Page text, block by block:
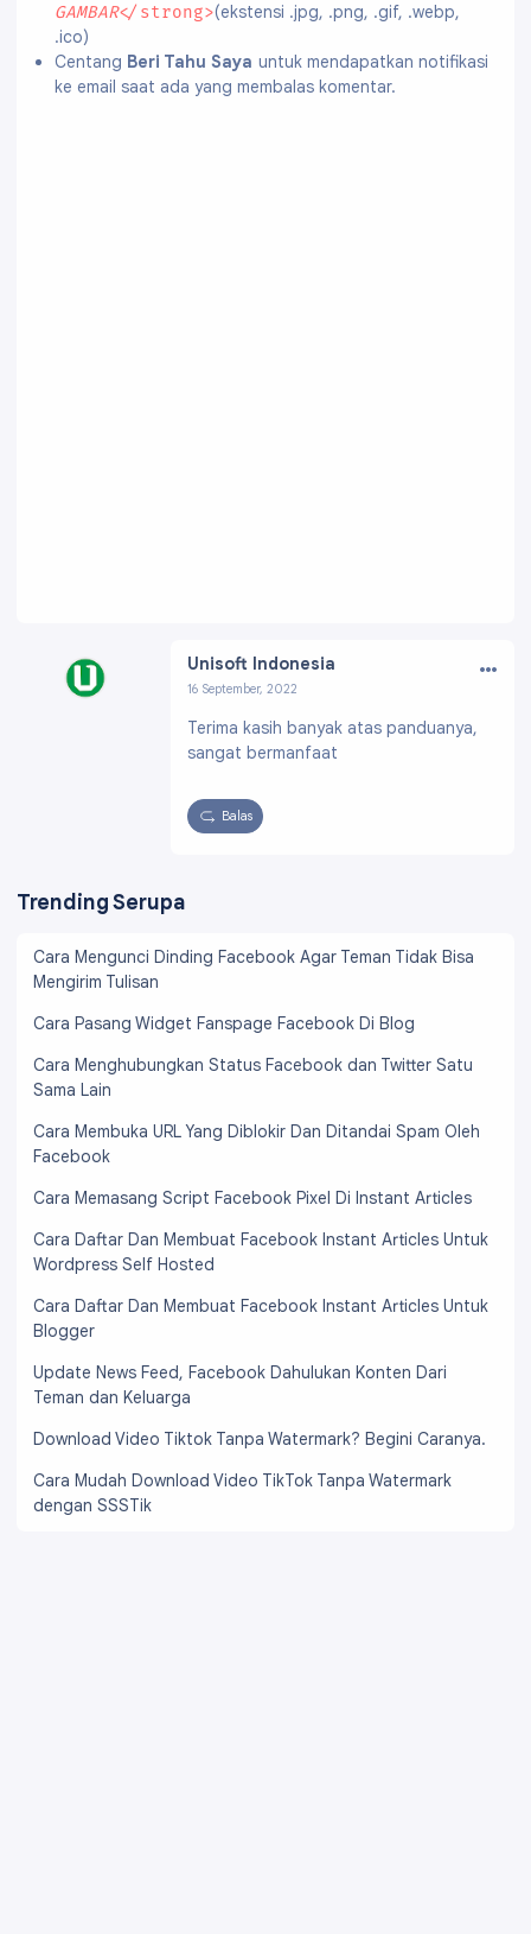
GAMBAR</strong>(ekstensi .jpg, .png, .gif, .webp,
.ico)
Centang Beri Tahu Saya untuk mendapatkan notifikasi
ke email saat ada yang membalas komentar.
Unisoft Indonesia
16 September, 2022
1188518296640051
…
Terima kasih banyak atas panduanya,
sangat bermanfaat
Balas
Trending Serupa
Cara Mengunci Dinding Facebook Agar Teman Tidak Bisa
Mengirim Tulisan
Cara Pasang Widget Fanspage Facebook Di Blog
Cara Menghubungkan Status Facebook dan Twitter Satu
Sama Lain
Cara Membuka URL Yang Diblokir Dan Ditandai Spam Oleh
Facebook
Cara Memasang Script Facebook Pixel Di Instant Articles
Cara Daftar Dan Membuat Facebook Instant Articles Untuk
Wordpress Self Hosted
Cara Daftar Dan Membuat Facebook Instant Articles Untuk
Blogger
Update News Feed, Facebook Dahulukan Konten Dari
Teman dan Keluarga
Download Video Tiktok Tanpa Watermark? Begini Caranya.
Cara Mudah Download Video TikTok Tanpa Watermark
dengan SSSTik